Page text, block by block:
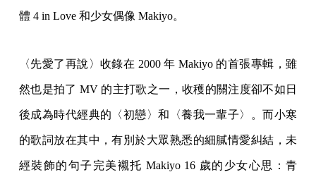
體 4 in Love 和少女偶像 Makiyo。
〈先愛了再說〉收錄在 2000 年 Makiyo 的首張專輯，雖
然也是拍了 MV 的主打歌之一，收穫的關注度卻不如日
後成為時代經典的〈初戀〉和〈養我一輩子〉。而小寒
的歌詞放在其中，有別於大眾熟悉的細膩情愛糾結，未
經裝飾的句子完美襯托 Makiyo 16 歲的少女心思：青